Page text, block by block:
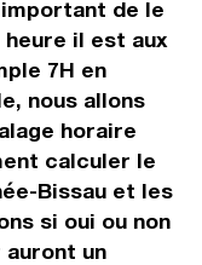
de le
il est aux
7H en
nous allons
horaire
calculer le
Bissau et les
si oui ou non
auront un